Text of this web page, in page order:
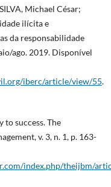
Michael César;
ilícita e
da responsabilidade
ago. 2019. Disponível
iberc/article/view/55.
to success. The
v. 3, n. 1, p. 163-
index.php/theijbm/